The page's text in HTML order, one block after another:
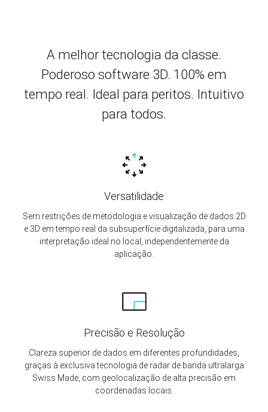
A melhor tecnologia da classe.
Poderoso software 3D. 100% em
tempo real. Ideal para peritos. Intuitivo
para todos.
Versatilidade
Sem restrições de metodologia e visualização de dados 2D
e 3D em tempo real da subsuperfície digitalizada, para uma
interpretação ideal no local, independentemente da
aplicação.
Precisão e Resolução
Clareza superior de dados em diferentes profundidades,
graças à exclusiva tecnologia de radar de banda ultralarga
Swiss Made, com geolocalização de alta precisão em
coordenadas locais.